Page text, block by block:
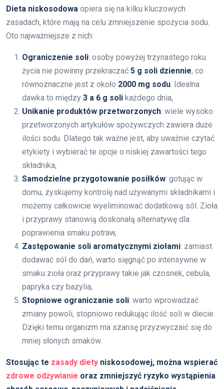
Dieta niskosodowa opiera się na kilku kluczowych
zasadach, które mają na celu zmniejszenie spożycia sodu.
Oto najważniejsze z nich:
Ograniczenie soli: osoby powyżej trzynastego roku
życia nie powinny przekraczać 5 g soli dziennie, co
równoznaczne jest z około 2000 mg sodu. Idealna
dawka to między 3 a 6 g soli każdego dnia,
Unikanie produktów przetworzonych: wiele wysoko
przetworzonych artykułów spożywczych zawiera duże
ilości sodu. Dlatego tak ważne jest, aby uważnie czytać
etykiety i wybierać te opcje o niskiej zawartości tego
składnika,
Samodzielne przygotowanie posiłków: gotując w
domu, zyskujemy kontrolę nad używanymi składnikami i
możemy całkowicie wyeliminować dodatkową sól. Zioła
i przyprawy stanowią doskonałą alternatywę dla
poprawienia smaku potraw,
Zastępowanie soli aromatycznymi ziołami: zamiast
dodawać sól do dań, warto sięgnąć po intensywne w
smaku zioła oraz przyprawy takie jak czosnek, cebula,
papryka czy bazylia,
Stopniowe ograniczanie soli: warto wprowadzać
zmiany powoli, stopniowo redukując ilość soli w diecie.
Dzięki temu organizm ma szansę przyzwyczaić się do
mniej słonych smaków.
Stosując te zasady diety niskosodowej, można wspierać
zdrowe odżywianie oraz zmniejszyć ryzyko wystąpienia